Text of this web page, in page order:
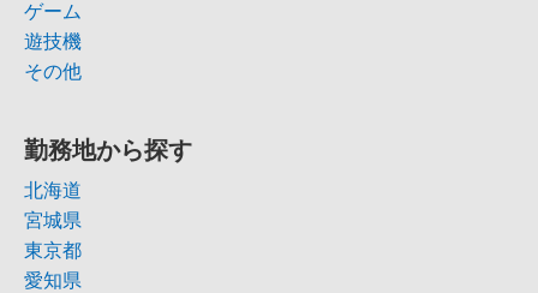
ゲーム
遊技機
その他
勤務地から探す
北海道
宮城県
東京都
愛知県